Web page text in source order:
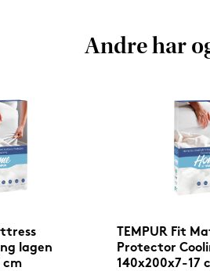
Andre har
lagen
cm
TEMPUR Fit
Protector
140x200x7-17